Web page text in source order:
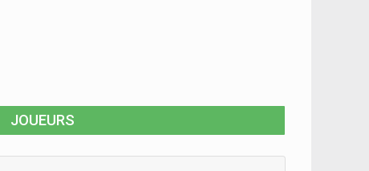
JOUEURS